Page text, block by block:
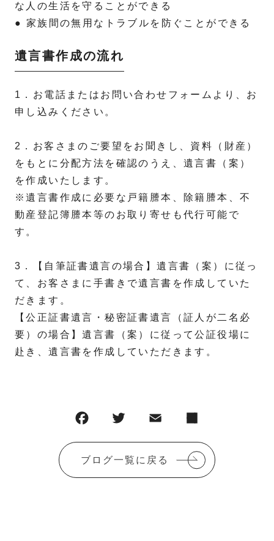
な人の生活を守ることができる
● 家族間の無用なトラブルを防ぐことができる
遺言書作成の流れ
1．お電話またはお問い合わせフォームより、お
申し込みください。
2．お客さまのご要望をお聞きし、資料（財産）
をもとに分配方法を確認のうえ、遺言書（案）
を作成いたします。
※遺言書作成に必要な戸籍謄本、除籍謄本、不
動産登記簿謄本等のお取り寄せも代行可能で
す。
3．【自筆証書遺言の場合】遺言書（案）に従っ
て、お客さまに手書きで遺言書を作成していた
だきます。
【公正証書遺言・秘密証書遺言（証人が二名必
要）の場合】遺言書（案）に従って公証役場に
赴き、遺言書を作成していただきます。
ブログ一覧に戻る